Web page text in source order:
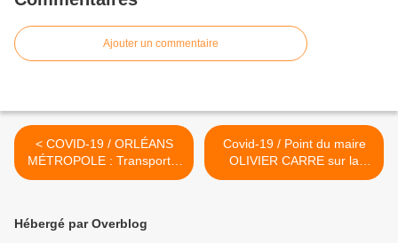
Ajouter un commentaire
< COVID-19 / ORLÉANS
MÉTROPOLE : Transport à
la demande pour le
Covid-19 / Point du maire
OLIVIER CARRE sur la
situation à Orléans : santé,
Hébergé par Overblog